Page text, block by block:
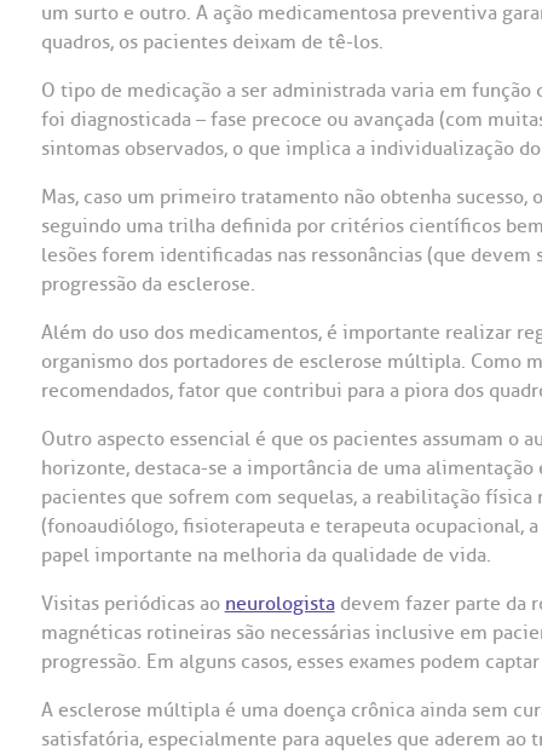
um surto e outro. A ação medicamentosa preventiva
quadros, os pacientes deixam de tê-los.
O tipo de medicação a ser administrada varia em
foi diagnosticada – fase precoce ou avançada (com
sintomas observados, o que implica a individualização
Mas, caso um primeiro tratamento não obtenha
seguindo uma trilha definida por critérios científicos
lesões forem identificadas nas ressonâncias (que
progressão da esclerose.
Além do uso dos medicamentos, é importante realizar
organismo dos portadores de esclerose múltipla. Como
recomendados, fator que contribui para a piora dos
Outro aspecto essencial é que os pacientes assumam o
horizonte, destaca-se a importância de uma
pacientes que sofrem com sequelas, a reabilitação
(fonoaudiólogo, fisioterapeuta e terapeuta ocupacional,
papel importante na melhoria da qualidade de vida.
Visitas periódicas ao neurologistadevem fazer parte da
magnéticas rotineiras são necessárias inclusive em
progressão. Em alguns casos, esses exames podem
A esclerose múltipla é uma doença crônica ainda sem
satisfatória, especialmente para aqueles que aderem ao